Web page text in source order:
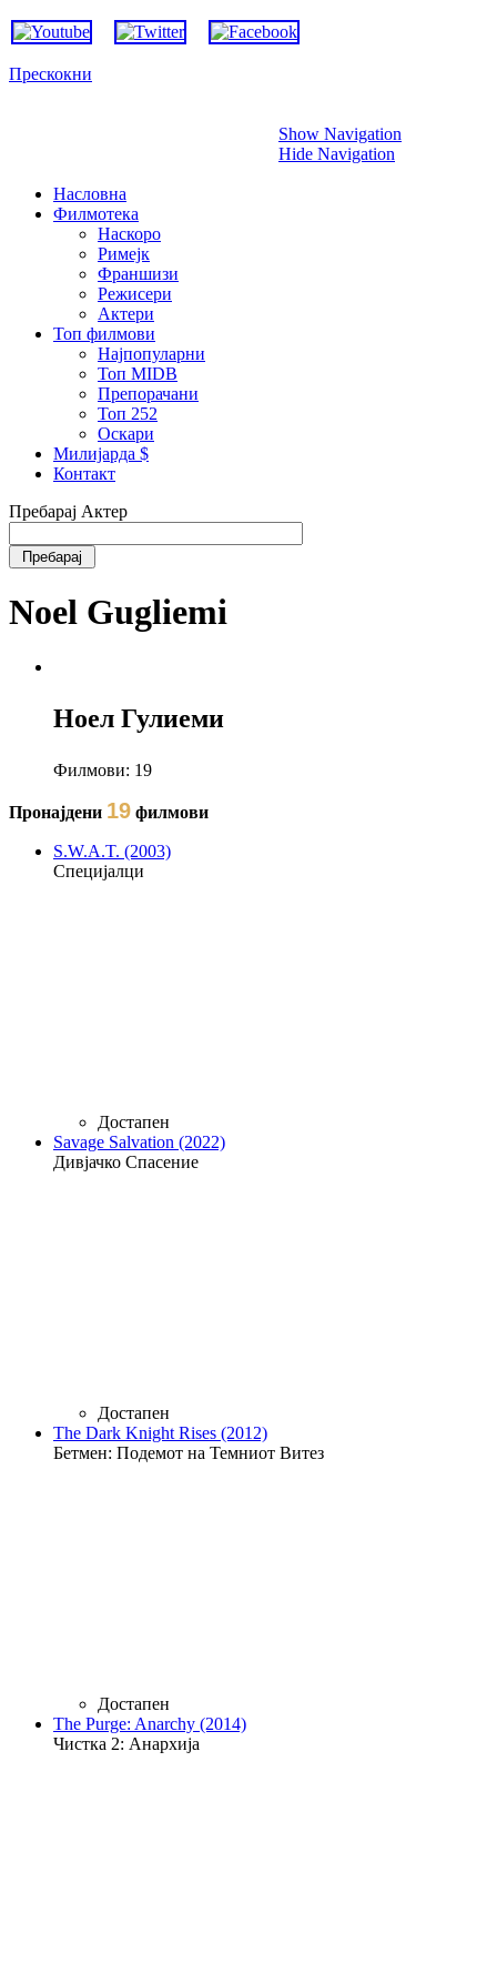
Прескокни
Show Navigation
Hide Navigation
Насловна
Филмотека
Наскоро
Римејк
Франшизи
Режисери
Актери
Топ филмови
Најпопуларни
Топ MIDB
Препорачани
Топ 252
Оскари
Милијарда $
Контакт
Пребарај Актер
Noel Gugliemi
Ноел Гулиеми
Филмови: 19
Пронајдени 19 филмови
S.W.A.T. (2003)
Специјалци
Достапен
Savage Salvation (2022)
Дивјачко Спасение
Достапен
The Dark Knight Rises (2012)
Бетмен: Подемот на Темниот Витез
Достапен
The Purge: Anarchy (2014)
Чистка 2: Анархија